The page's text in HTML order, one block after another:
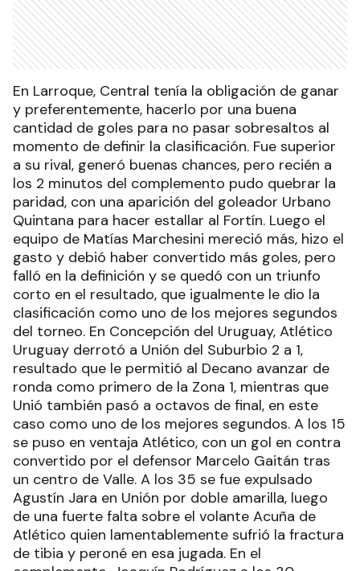
En Larroque, Central tenía la obligación de ganar
y preferentemente, hacerlo por una buena
cantidad de goles para no pasar sobresaltos al
momento de definir la clasificación. Fue superior
a su rival, generó buenas chances, pero recién a
los 2 minutos del complemento pudo quebrar la
paridad, con una aparición del goleador Urbano
Quintana para hacer estallar al Fortín. Luego el
equipo de Matías Marchesini mereció más, hizo el
gasto y debió haber convertido más goles, pero
falló en la definición y se quedó con un triunfo
corto en el resultado, que igualmente le dio la
clasificación como uno de los mejores segundos
del torneo. En Concepción del Uruguay, Atlético
Uruguay derrotó a Unión del Suburbio 2 a 1,
resultado que le permitió al Decano avanzar de
ronda como primero de la Zona 1, mientras que
Unió también pasó a octavos de final, en este
caso como uno de los mejores segundos. A los 15
se puso en ventaja Atlético, con un gol en contra
convertido por el defensor Marcelo Gaitán tras
un centro de Valle. A los 35 se fue expulsado
Agustín Jara en Unión por doble amarilla, luego
de una fuerte falta sobre el volante Acuña de
Atlético quien lamentablemente sufrió la fractura
de tibia y peroné en esa jugada. En el